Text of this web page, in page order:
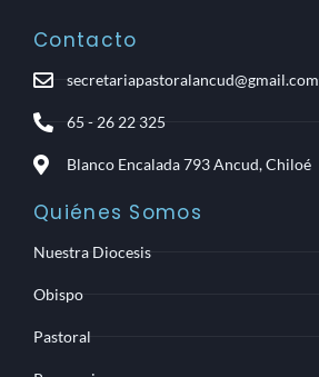
Contacto
secretariapastoralancud@gmail.com
65 - 26 22 325
Blanco Encalada 793 Ancud, Chiloé
Quiénes Somos
Nuestra Diocesis
Obispo
Pastoral